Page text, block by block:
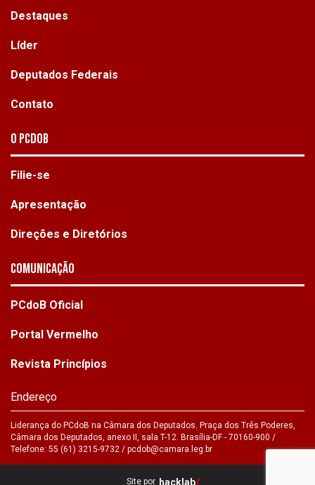
Destaques
Líder
Deputados Federais
Contato
O PCdoB
Filie-se
Apresentação
Direções e Diretórios
Comunicação
PCdoB Oficial
Portal Vermelho
Revista Princípios
Endereço
Liderança do PCdoB na Câmara dos Deputados. Praça dos Três Poderes,
Câmara dos Deputados, anexo II, sala T-12. Brasília-DF - 70160-900 /
Telefone: 55 (61) 3215-9732 / pcdob@camara.leg.br
Site por hacklab